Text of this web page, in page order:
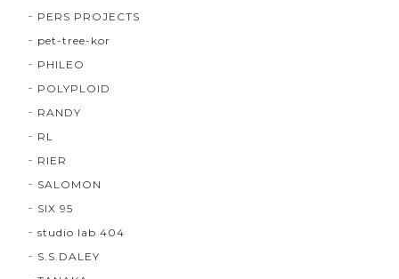
PERS PROJECTS
pet-tree-kor
PHILEO
POLYPLOID
RANDY
RL
RIER
SALOMON
SIX 95
studio lab 404
S.S.DALEY